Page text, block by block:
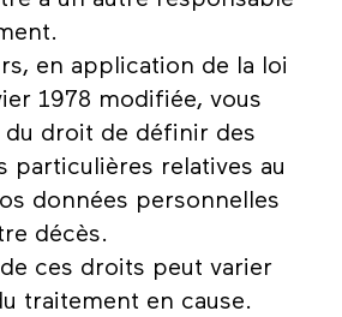
en application de la loi
1978 modifiée, vous
du droit de définir des
particulières relatives au
données personnelles
décès.
de ces droits peut varier
traitement en cause.